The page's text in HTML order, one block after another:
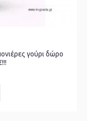
γούρι δώρο